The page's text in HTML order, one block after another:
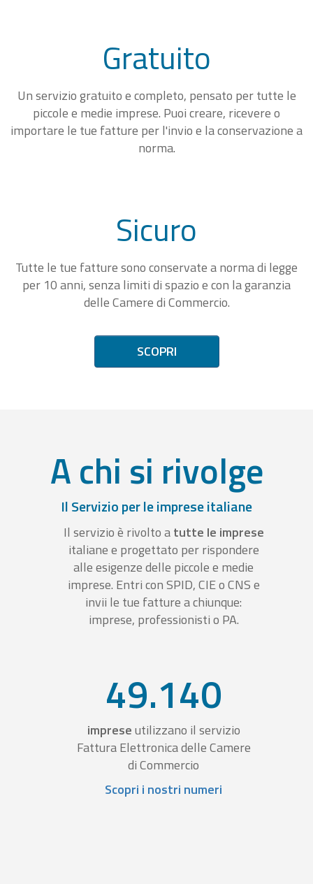
Gratuito
Un servizio gratuito e completo, pensato per tutte le
piccole e medie imprese. Puoi creare, ricevere o
importare le tue fatture per l'invio e la conservazione a
norma.
Sicuro
Tutte le tue fatture sono conservate a norma di legge
per 10 anni, senza limiti di spazio e con la garanzia
delle Camere di Commercio.
SCOPRI
A chi si rivolge
Il Servizio per le imprese italiane
Il servizio è rivolto atutte le imprese
italiane e progettato per rispondere
alle esigenze delle piccole e medie
imprese. Entri con SPID, CIE o CNS e
invii le tue fatture a chiunque:
imprese, professionisti o PA.
49.140
impreseutilizzano il servizio
Fattura Elettronica delle Camere
di Commercio
Scopri i nostri numeri